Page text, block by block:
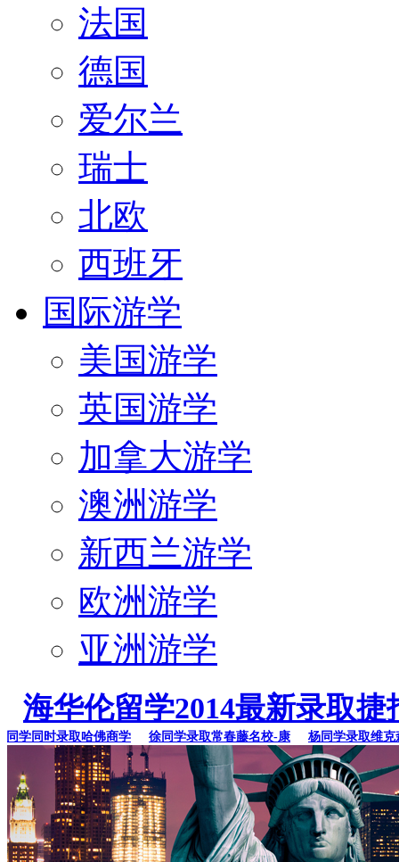
法国
德国
爱尔兰
瑞士
北欧
西班牙
国际游学
美国游学
英国游学
加拿大游学
澳洲游学
新西兰游学
欧洲游学
亚洲游学
海华伦留学2014最新录取捷
同时录取哈佛商学 徐同学录取常春藤名校-康 杨同学录取维克森